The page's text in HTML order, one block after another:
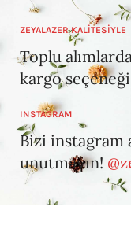
ZEYALAZER KALİTESİYLE
Toplu
kargo
INSTAGRAM
Bizi
unutmayın!